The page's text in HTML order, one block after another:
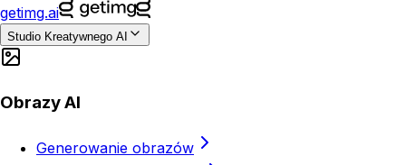
getimg.ai
Studio Kreatywnego AI
Obrazy AI
Generowanie obrazów